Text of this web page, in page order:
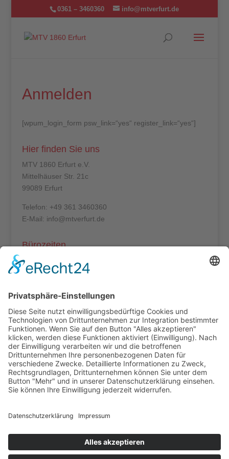
0361 – 3460360 info@mtverfurt.de
Anmelden
[wpum_login_form psw_link=“yes“ register_link=“yes“]
Hier finden Sie uns
MTV 1860 Erfurt e.V.
Mittelhäuser Str. 21c
99089 Erfurt
Telefon: +49 361 3460360
E-Mail: info@mtverfurt.de
Bürozeiten
Mo – Do: 8:00 – 14:00 Uhr
Termine außerhalb unserer Geschäftszeiten nur
nach Absprache.
Folgt uns auf facebook